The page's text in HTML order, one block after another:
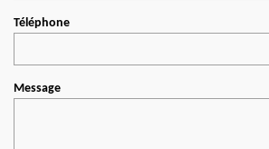
Téléphone
Message